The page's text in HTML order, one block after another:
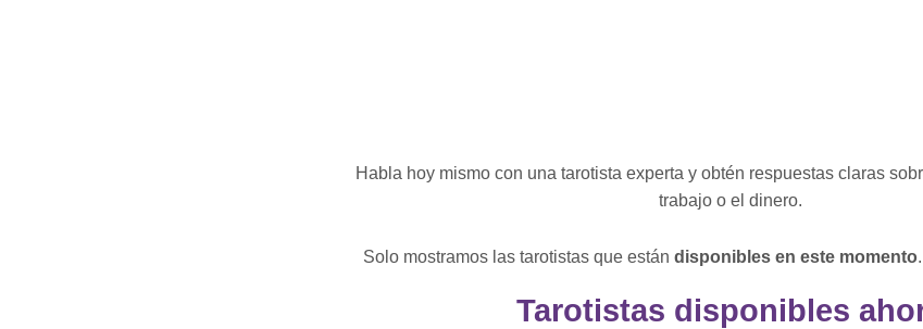
Habla hoy mismo con una tarotista experta y obtén respuestas claras
trabajo o el dinero.
Solo mostramos las tarotistas que están disponibles en este momento.
Tarotistas disponibles